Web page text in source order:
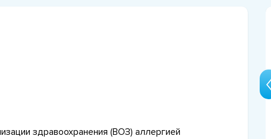
здравоохранения (ВОЗ) аллергией